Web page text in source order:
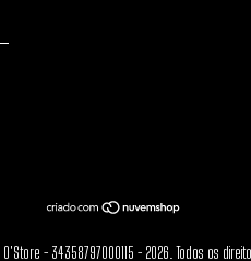
O'Store - 34358797000115 - 2026. Todos os